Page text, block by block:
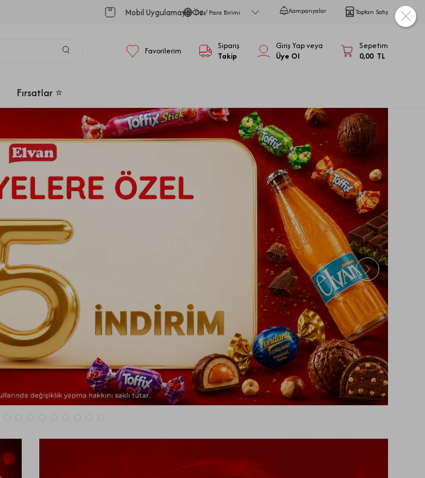
Mobil Uygulamaya
Dil / Para Birimi Kampanyalar Toptan Satış
Favorilerim
Sipariş
Takip
Giriş Yap veya
Üye Ol
Sepetim
0,00TL
Fırsatlar ⭐